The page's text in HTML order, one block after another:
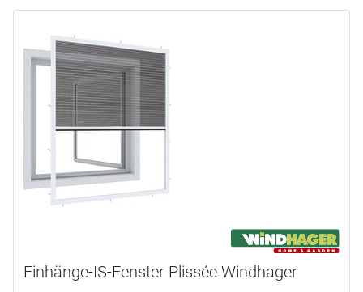
Einhänge-IS-Fenster Plissée Windhager